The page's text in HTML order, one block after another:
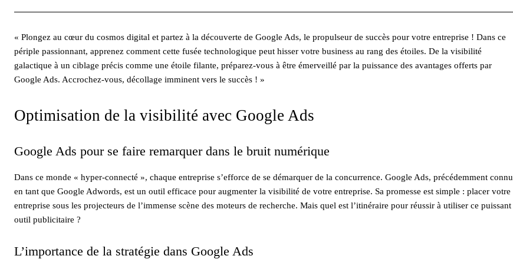
« Plongez au cœur du cosmos digital et partez à la découverte de Google Ads, le propulseur de succès pour votre entreprise ! Dans ce
périple passionnant, apprenez comment cette fusée technologique peut hisser votre business au rang des étoiles. De la visibilité
galactique à un ciblage précis comme une étoile filante, préparez-vous à être émerveillé par la puissance des avantages offerts par
Google Ads. Accrochez-vous, décollage imminent vers le succès ! »
Optimisation de la visibilité avec Google Ads
Google Ads pour se faire remarquer dans le bruit numérique
Dans ce monde « hyper-connecté », chaque entreprise s’efforce de se démarquer de la concurrence. Google Ads, précédemment connu
en tant que Google Adwords, est un outil efficace pour augmenter la visibilité de votre entreprise. Sa promesse est simple : placer votre
entreprise sous les projecteurs de l’immense scène des moteurs de recherche. Mais quel est l’itinéraire pour réussir à utiliser ce puissant
outil publicitaire ?
L’importance de la stratégie dans Google Ads